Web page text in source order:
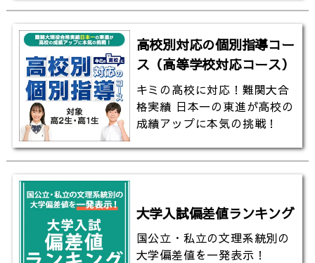
高校別対応の個別指導コー
ス（高等学校対応コース）
キミの高校に対応！難関大合
格実績 日本一の東進が高校の
成績アップに本気の挑戦！
大学入試偏差値ランキング
国公立・私立の文理系統別の
大学偏差値を一発表示！